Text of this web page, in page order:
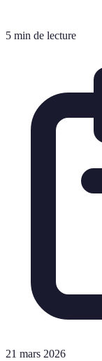
5 min de lecture
21 mars 2026